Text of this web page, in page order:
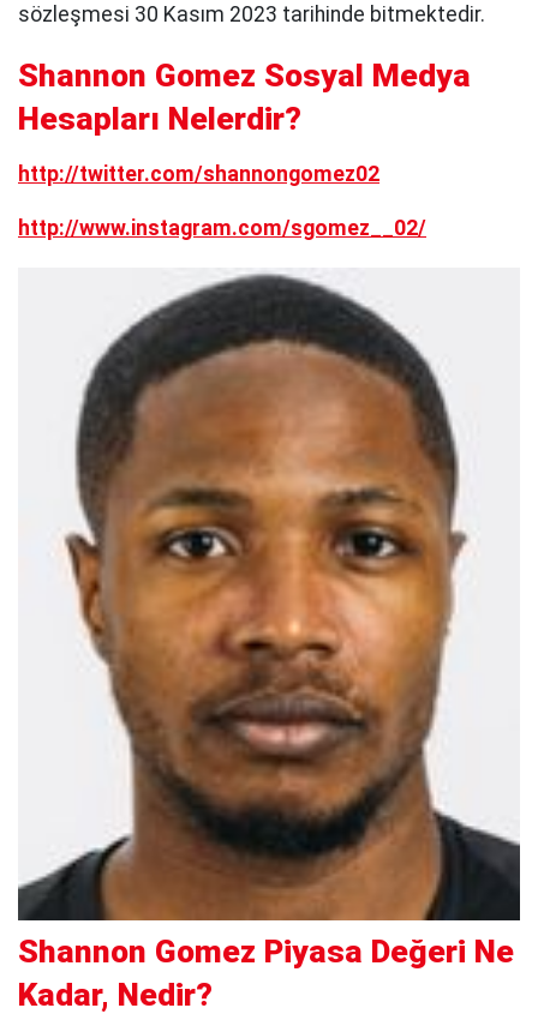
sözleşmesi 30 Kasım 2023 tarihinde bitmektedir.
Shannon Gomez Sosyal Medya
Hesapları Nelerdir?
http://twitter.com/shannongomez02
http://www.instagram.com/sgomez__02/
Shannon Gomez Piyasa Değeri Ne
Kadar, Nedir?